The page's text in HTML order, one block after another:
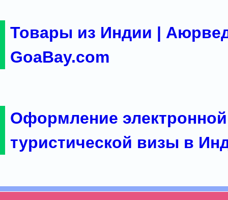
Товары из Индии |
GoaBay.com
Оформление электронной
туристической визы в